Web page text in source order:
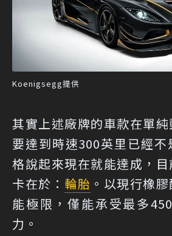
Koenigsegg提供
其實上述廠牌的車款在單純
要達到時速300英里已經不
格說起來現在就能達成，
卡在於： 輪胎 。以現行橡
能極限，僅能承受最多
力。